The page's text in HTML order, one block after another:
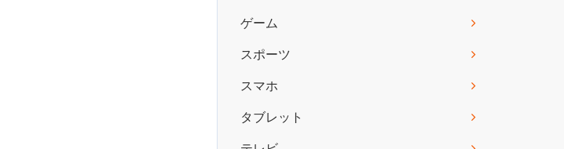
ゲーム
スポーツ
スマホ
タブレット